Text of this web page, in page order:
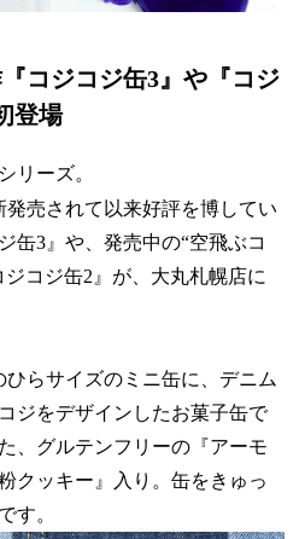
コジコジ缶3』や『コジ
登場
リーズ。
発売されて以来好評を博してい
缶3』や、発売中の“空飛ぶコ
コジ缶2』が、大丸札幌店に
ひらサイズのミニ缶に、デニム
ジをデザインしたお菓子缶で
、グルテンフリーの『アーモ
クッキー』入り。缶をきゅっ
す。